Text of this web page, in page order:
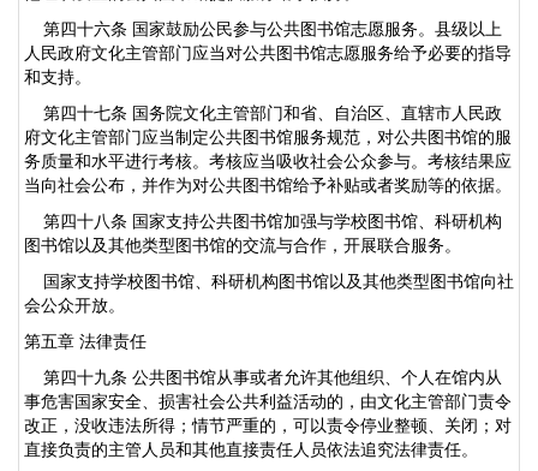
第四十六条 国家鼓励公民参与公共图书馆志愿服务。县级以上
人民政府文化主管部门应当对公共图书馆志愿服务给予必要的指导
和支持。
第四十七条 国务院文化主管部门和省、自治区、直辖市人民政
府文化主管部门应当制定公共图书馆服务规范，对公共图书馆的服
务质量和水平进行考核。考核应当吸收社会公众参与。考核结果应
当向社会公布，并作为对公共图书馆给予补贴或者奖励等的依据。
第四十八条 国家支持公共图书馆加强与学校图书馆、科研机构
图书馆以及其他类型图书馆的交流与合作，开展联合服务。
国家支持学校图书馆、科研机构图书馆以及其他类型图书馆向社
会公众开放。
第五章 法律责任
第四十九条 公共图书馆从事或者允许其他组织、个人在馆内从
事危害国家安全、损害社会公共利益活动的，由文化主管部门责令
改正，没收违法所得；情节严重的，可以责令停业整顿、关闭；对
直接负责的主管人员和其他直接责任人员依法追究法律责任。